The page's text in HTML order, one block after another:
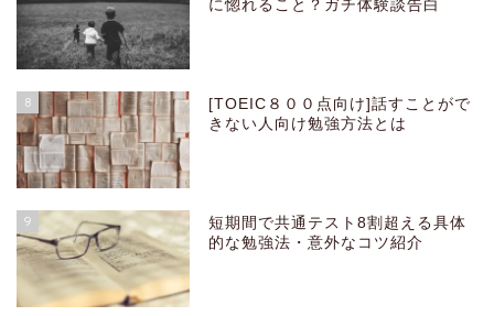
に惚れること？ガチ体験談告白
8
[TOEIC８００点向け]話すことがで
きない人向け勉強方法とは
9
短期間で共通テスト8割超える具体
的な勉強法・意外なコツ紹介